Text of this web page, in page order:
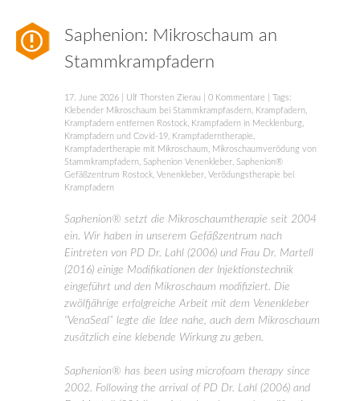
Saphenion: Mikroschaum an
Stammkrampfadern
17. June 2026 Ulf Thorsten Zierau 0 Kommentare | Tags:
Klebender Mikroschaum bei Stammkrampfasdern
Krampfadern
Krampfadern entfernen Rostock
Krampfadern in Mecklenburg
Krampfadern und Covid-19
Krampfaderntherapie
Krampfadertherapie mit Mikroschaum
Mikroschaumverödung von
Stammkrampfadern Saphenion Venenkleber Saphenion®
Gefäßzentrum Rostock Venenkleber Verödungstherapie bei
Krampfadern
Saphenion® setzt die Mikroschaumtherapie seit 2004
ein. Wir haben in unserem Gefäßzentrum nach
Eintreten von PD Dr. Lahl (2006) und Frau Dr. Martell
(2016) einige Modifikationen der Injektionstechnik
eingeführt und den Mikroschaum modifiziert. Die
zwölfjährige erfolgreiche Arbeit mit dem Venenkleber
“VenaSeal” legte die Idee nahe, auch dem Mikroschaum
zusätzlich eine klebende Wirkung zu geben.
Saphenion® has been using microfoam therapy since
2002. Following the arrival of PD Dr. Lahl (2006) and